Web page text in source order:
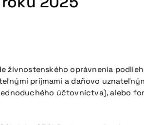
živnostenského oprávnenia
príjmami a daňovo
účtovníctva), alebo